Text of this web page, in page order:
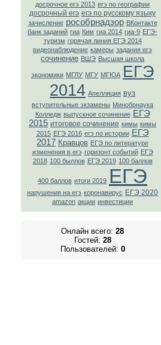
досрочное егэ 2013 егэ по географии
досрочный егэ егэ по русскому языку
зачисление рособрнадзор ВКонтaкте
банк заданий гиа Ким гиа 2014 гиа-9 ЕГЭ-
туризм горячая линия ЕГЭ 2014
видеонаблюдение камеры задания егэ
сочинение ВШЭ Высшая школа
экономики МГЛУ МГУ МГЮА ЕГЭ
2014 Апелляция вуз
вступительные экзамены Минобрнаука
Колледж выпускное сочинение ЕГЭ
2015 итоговое сочинение кимы кимы
2015 ЕГЭ 2016 егэ по истории ЕГЭ
2017 Кравцов ЕГЭ по литературе
изменения в егэ горизонт событий ЕГЭ
2018 100 быллов ЕГЭ 2019 100 баллов
400 баллов итоги 2019 ЕГЭ
нарушения на егэ коронавирус ЕГЭ 2020
amazon акции инвестиции
Онлайн всего: 28
Гостей: 28
Пользователей: 0